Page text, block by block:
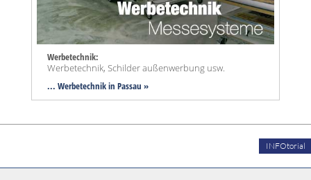
Werbetechnik:
Werbetechnik, Schilder außenwerbung usw.
... Werbetechnik in Passau »
INFOtorial